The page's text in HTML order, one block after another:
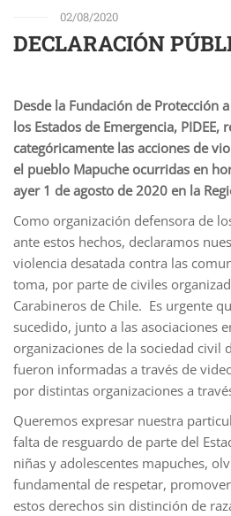
02/08/2020
DECLARACIÓN
Desde la Fundación de Protección
los Estados de Emergencia, PIDEE,
categóricamente las acciones de
el pueblo Mapuche ocurridas en
ayer 1 de agosto de 2020 en la
Como organización defensora de
ante estos hechos, declaramos
violencia desatada contra las
toma, por parte de civiles
Carabineros de Chile. Es urgente
sucedido, junto a las asociaciones
organizaciones de la sociedad civil
fueron informadas a través de
por distintas organizaciones a
Queremos expresar nuestra
falta de resguardo de parte del
niñas y adolescentes mapuches,
fundamental de respetar,
estos derechos sin distinción de